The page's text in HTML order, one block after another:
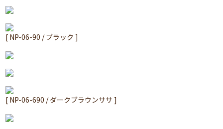
[ NP-06-90 / ブラック ]
[ NP-06-690 / ダークブラウンササ ]